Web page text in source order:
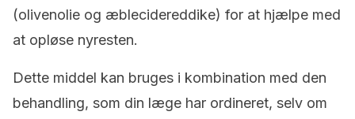
(olivenolie og æblecidereddike) for at hjælpe med
at opløse nyresten.
Dette middel kan bruges i kombination med den
behandling, som din læge har ordineret, selv om